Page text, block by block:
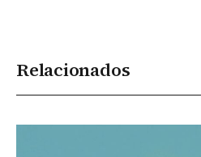
Relacionados